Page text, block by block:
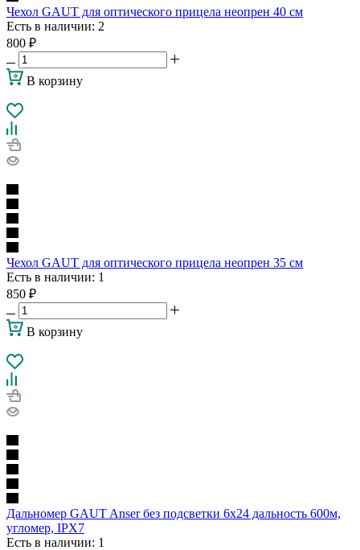
Чехол GAUT для оптического прицела неопрен 40 см
Есть в наличии: 2
800 ₽
В корзину
Чехол GAUT для оптического прицела неопрен 35 см
Есть в наличии: 1
850 ₽
В корзину
Дальномер GAUT Anser без подсветки 6х24 дальность 600м,
угломер, IPX7
Есть в наличии: 1